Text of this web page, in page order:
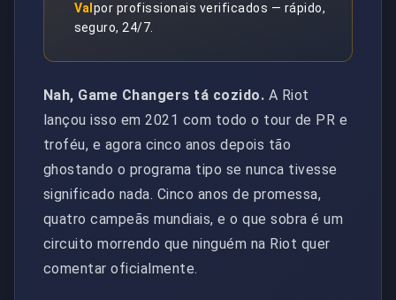
Val por profissionais verificados — rápido,
seguro, 24/7.
Nah, Game Changers tá cozido. A Riot
lançou isso em 2021 com todo o tour de PR e
troféu, e agora cinco anos depois tão
ghostando o programa tipo se nunca tivesse
significado nada. Cinco anos de promessa,
quatro campeãs mundiais, e o que sobra é um
circuito morrendo que ninguém na Riot quer
comentar oficialmente.